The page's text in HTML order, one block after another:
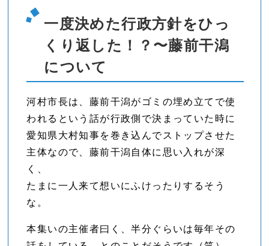
一度決めた行政方針をひっ
くり返した！？〜藤前干潟
について
河村市長は、藤前干潟がゴミの埋め立てで使
われるという話が行政側で決まっていた時に
愛知県大村知事を巻き込んでストップさせた
主体なので、藤前干潟自体に思い入れが深
く、
たまに一人来て想いにふけったりするそう
な。
本集いの主催者曰く、半分ぐらいは毎年その